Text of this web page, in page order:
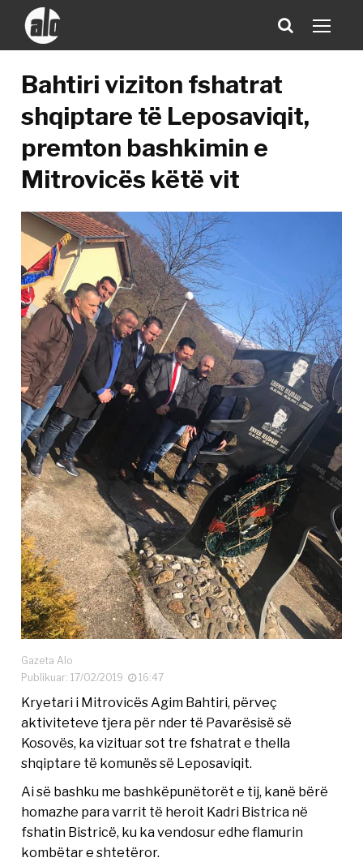
​Bahtiri viziton fshatrat
shqiptare të Leposaviqit,
premton bashkimin e
Mitrovicës këtë vit
Gazeta Alo
Publikuar: 17/02/2019
16:47
Kryetari i Mitrovicës Agim Bahtiri, përveç
aktiviteteve tjera për nder të Pavarësisë së
Kosovës, ka vizituar sot tre fshatrat e thella
shqiptare të komunës së Leposaviqit.
Ai së bashku me bashkëpunëtorët e tij, kanë bërë
homazhe para varrit të heroit Kadri Bistrica në
fshatin Bistricë, ku ka vendosur edhe flamurin
kombëtar e shtetëror.